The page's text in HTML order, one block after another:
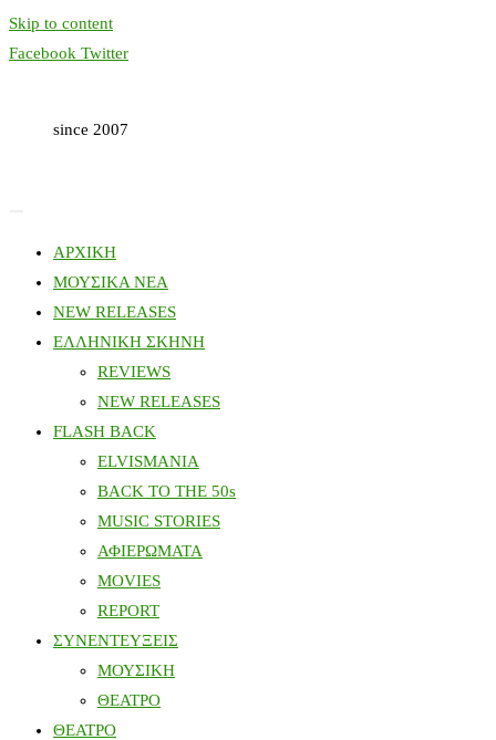
Skip to content
Facebook Twitter
since 2007
ΑΡΧΙΚΗ
ΜΟΥΣΙΚΑ ΝΕΑ
NEW RELEASES
ΕΛΛΗΝΙΚΗ ΣΚΗΝΗ
REVIEWS
NEW RELEASES
FLASH BACK
ELVISMANIA
BACK TO THE 50s
MUSIC STORIES
ΑΦΙΕΡΩΜΑΤΑ
MOVIES
REPORT
ΣΥΝΕΝΤΕΥΞΕΙΣ
ΜΟΥΣΙΚΗ
ΘΕΑΤΡΟ
ΘΕΑΤΡΟ